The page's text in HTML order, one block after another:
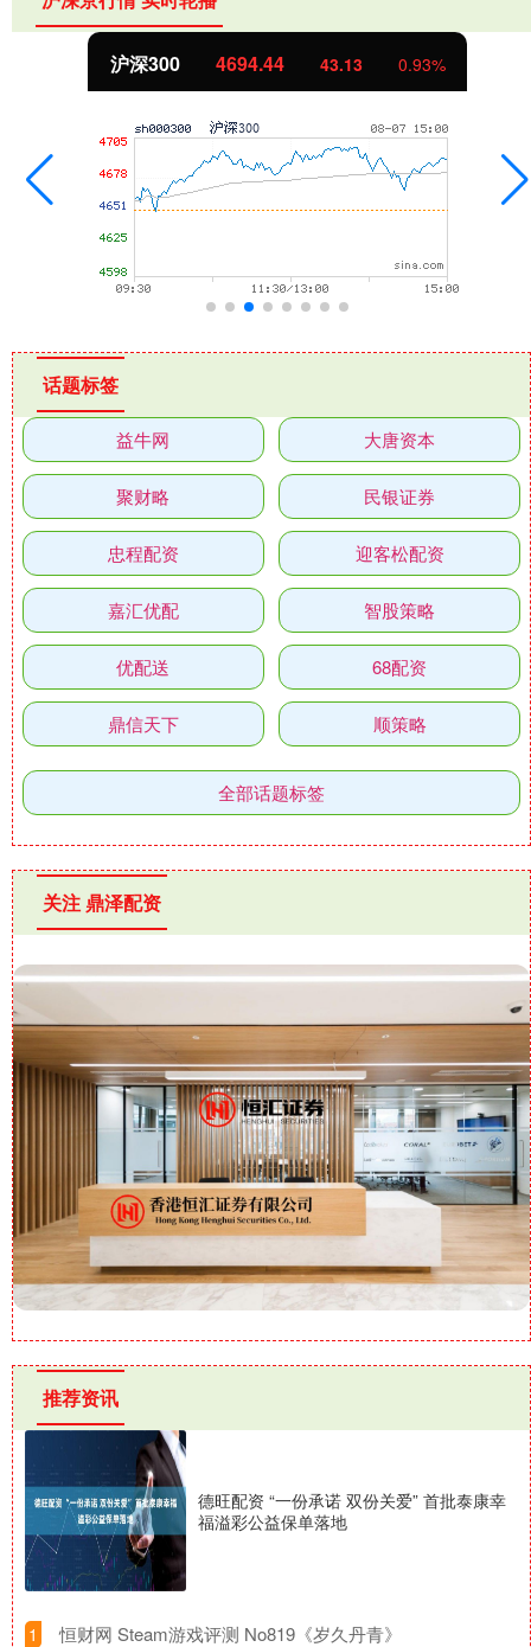
沪深300 4694.44 43.13 0.93%
话题标签
益牛网 大唐资本
聚财略 民银证券
忠程配资 迎客松配资
嘉汇优配 智股策略
优配送 68配资
鼎信天下 顺策略
全部话题标签
关注 鼎泽配资
推荐资讯
德旺配资 “一份承诺 双份关爱” 首批泰康幸
福溢彩公益保单落地
1 ​恒财网 Steam游戏评测 No819《岁久丹青》